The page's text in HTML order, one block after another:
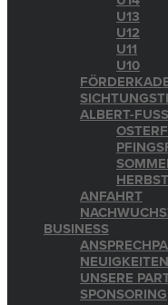
U13
U12
U11
U10
ALBERT-
ANFAHRT
BUSINESS
NEUIGKEITEN
UNSERE
SPONSORING